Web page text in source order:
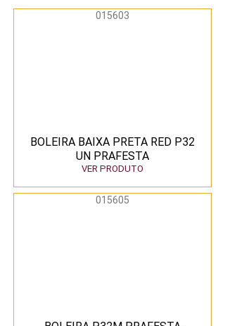
015603
BOLEIRA BAIXA PRETA RED P32
UN PRAFESTA
VER PRODUTO
015605